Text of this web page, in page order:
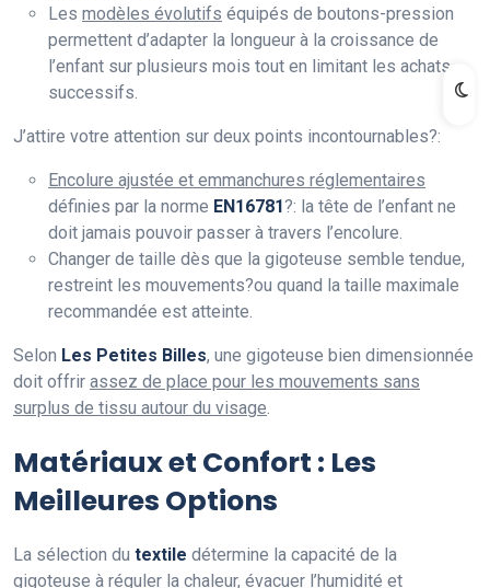
Les modèles évolutifs équipés de boutons-pression
permettent d’adapter la longueur à la croissance de
l’enfant sur plusieurs mois tout en limitant les achats
successifs.
J’attire votre attention sur deux points incontournables?:
Encolure ajustée et emmanchures réglementaires
définies par la norme EN16781?: la tête de l’enfant ne
doit jamais pouvoir passer à travers l’encolure.
Changer de taille dès que la gigoteuse semble tendue,
restreint les mouvements?ou quand la taille maximale
recommandée est atteinte.
Selon Les Petites Billes, une gigoteuse bien dimensionnée
doit offrir assez de place pour les mouvements sans
surplus de tissu autour du visage.
Matériaux et Confort : Les
Meilleures Options
La sélection du textile détermine la capacité de la
gigoteuse à réguler la chaleur, évacuer l’humidité et